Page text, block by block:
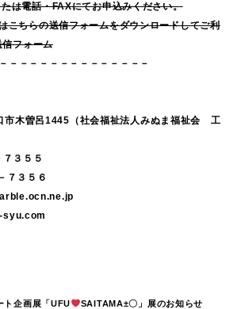
は電話・FAXにてお申込みください。
こちらの送信フォームをダウンロードしてご利
信フォーム
－－－－－－－－－－－－－－
市木曽呂1445（社会福祉法人みぬま福祉会 工
３５５
７３５６
ト企画展「UFU
SAITAMA±〇」展のお知らせ